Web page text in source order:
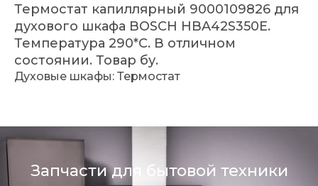
Термостат капиллярный 9000109826 для
духового шкафа BOSCH HBA42S350E.
Температура 290*C. В отличном
состоянии. Товар бу.
Духовые шкафы: Термостат
Запчасти для бытовой техники